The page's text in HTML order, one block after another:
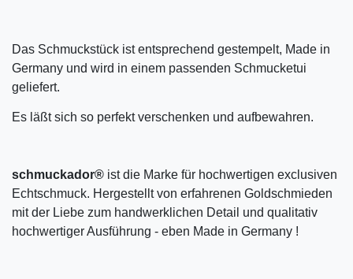
Das Schmuckstück ist entsprechend gestempelt, Made in
Germany und wird in einem passenden Schmucketui
geliefert.
Es läßt sich so perfekt verschenken und aufbewahren.
schmuckador® ist die Marke für hochwertigen exclusiven
Echtschmuck. Hergestellt von erfahrenen Goldschmieden
mit der Liebe zum handwerklichen Detail und qualitativ
hochwertiger Ausführung - eben Made in Germany !